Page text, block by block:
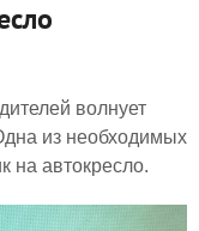
волнует
из необходимых
на автокресло.